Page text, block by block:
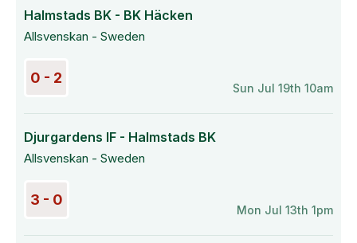
Halmstads BK - BK Häcken
Allsvenskan - Sweden
0 - 2
Sun Jul 19th 10am
Djurgardens IF - Halmstads BK
Allsvenskan - Sweden
3 - 0
Mon Jul 13th 1pm